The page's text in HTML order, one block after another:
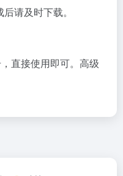
请及时下载。
直接使用即可。高级